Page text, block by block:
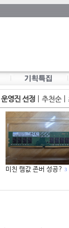
운영진 선정 추천순|
미친 램값 존버 성공? 3